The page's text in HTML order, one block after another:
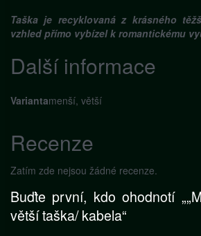
Taška je recyklovaná z krásného
vzhled přímo vybízel k romantickému
Další informace
Variantamenší, větší
Recenze
Zatím zde nejsou žádné recenze.
Buďte první, kdo ohodnotí
větší taška/ kabela“